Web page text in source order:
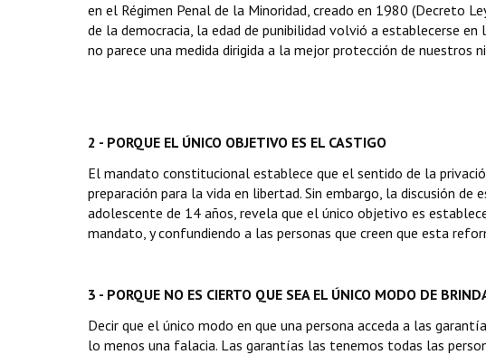
en el Régimen Penal de la Minoridad, creado en 1980 (Decreto
de la democracia, la edad de punibilidad volvió a establecerse
no parece una medida dirigida a la mejor protección de nuestros
2 - PORQUE EL ÚNICO OBJETIVO ES EL CASTIGO
El mandato constitucional establece que el sentido de la
preparación para la vida en libertad. Sin embargo, la discusión
adolescente de 14 años, revela que el único objetivo es
mandato, y confundiendo a las personas que creen que esta
3 - PORQUE NO ES CIERTO QUE SEA EL ÚNICO MODO DE
Decir que el único modo en que una persona acceda a las
lo menos una falacia. Las garantías las tenemos todas las